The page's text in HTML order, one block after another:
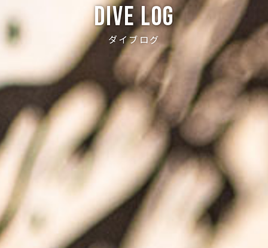
Dive log
ダイブログ